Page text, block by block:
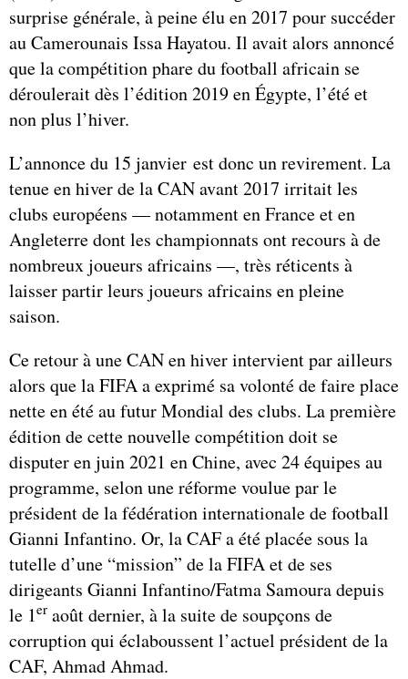
surprise générale, à peine élu en 2017 pour succéder
au Camerounais Issa Hayatou. Il avait alors annoncé
que la compétition phare du football africain se
déroulerait dès l’édition 2019 en Égypte, l’été et
non plus l’hiver.
L’annonce du 15 janvier est donc un revirement. La
tenue en hiver de la CAN avant 2017 irritait les
clubs européens — notamment en France et en
Angleterre dont les championnats ont recours à de
nombreux joueurs africains —, très réticents à
laisser partir leurs joueurs africains en pleine
saison.
Ce retour à une CAN en hiver intervient par ailleurs
alors que la FIFA a exprimé sa volonté de faire place
nette en été au futur Mondial des clubs. La première
édition de cette nouvelle compétition doit se
disputer en juin 2021 en Chine, avec 24 équipes au
programme, selon une réforme voulue par le
président de la fédération internationale de football
Gianni Infantino. Or, la CAF a été placée sous la
tutelle d’une “mission” de la FIFA et de ses
dirigeants Gianni Infantino/Fatma Samoura depuis
le 1er août dernier, à la suite de soupçons de
corruption qui éclaboussent l’actuel président de la
CAF, Ahmad Ahmad.